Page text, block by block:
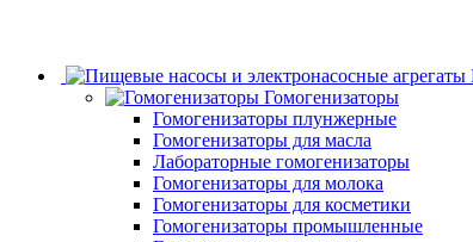
Гомогенизаторы
Гомогенизаторы плунжерные
Гомогенизаторы для масла
Лабораторные гомогенизаторы
Гомогенизаторы для молока
Гомогенизаторы для косметики
Гомогенизаторы промышленные